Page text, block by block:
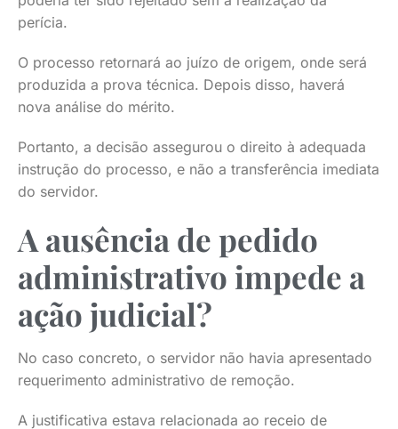
perícia.
O processo retornará ao juízo de origem, onde será
produzida a prova técnica. Depois disso, haverá
nova análise do mérito.
Portanto, a decisão assegurou o direito à adequada
instrução do processo, e não a transferência imediata
do servidor.
A ausência de pedido
administrativo impede a
ação judicial?
No caso concreto, o servidor não havia apresentado
requerimento administrativo de remoção.
A justificativa estava relacionada ao receio de